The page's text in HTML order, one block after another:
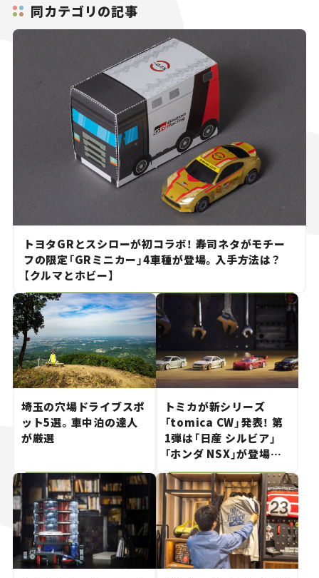
同カテゴリの記事
トヨタGRとスシローが初コラボ！ 寿司ネタがモチー
フの限定「GRミニカー」4車種が登場。入手方法は？
【クルマとホビー】
埼玉の穴場ドライブスポ
ット5選。車中泊の達人
が厳選
トミカが新シリーズ
「tomica CW」発表！ 第
1弾は「日産 シルビア」
「ホンダ NSX」が登場。
世界が注目す
る“JDM"に焦点【クルマ
とホビー】